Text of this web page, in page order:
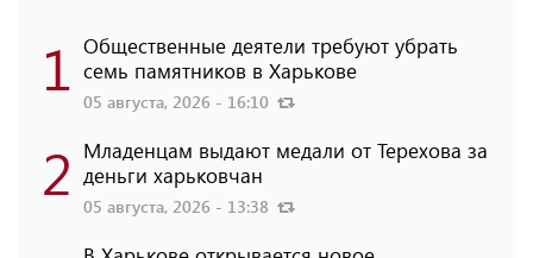
1 Общественные деятели требуют убрать
семь памятников в Харькове
05 августа, 2026 - 16:10
2 Младенцам выдают медали от Терехова за
деньги харьковчан
05 августа, 2026 - 13:38